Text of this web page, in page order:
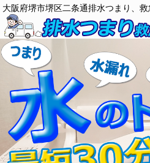
大阪府堺市堺区二条通排水つまり、